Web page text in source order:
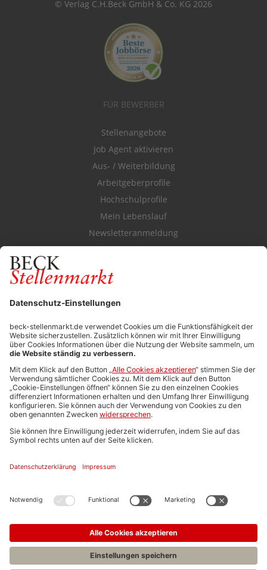
© Verlag C.H.Beck GmbH & Co. KG 2026
FÜR BEWERBER
Stellenangebote
Job Agent aktivieren
Aus- / Weiterbildung
Arbeitgeberprofile
Hochschulprofile
Mein Lebenslauf
Newsletteranmeldung
Durchsuchen Sie den Stellenkatalog
FÜR ARBEITGEBER
Stellenmarktpreise
Anzeigen-AGB
Media-Daten
Newsletteranmeldung
Produktübersicht
ALLGEMEIN
FAQs
Impressum
Stellenangebote C.H.BECK